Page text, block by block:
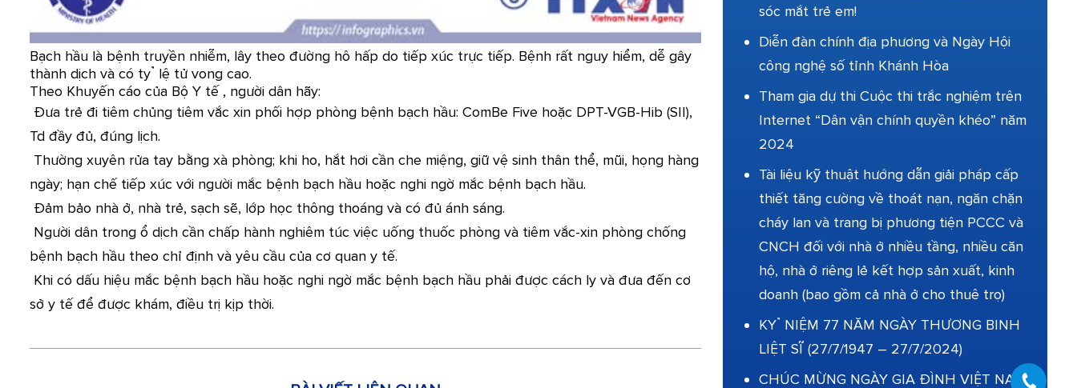
Bạch hầu là bệnh truyền nhiễm, lây theo đường hô hấp do tiếp xúc trực tiếp. Bệnh rất nguy hiểm, dễ gây
thành dịch và có tỷ lệ tử vong cao.
Theo Khuyến cáo của Bộ Y tế , người dân hãy:
Đưa trẻ đi tiêm chủng tiêm vắc xin phối hợp phòng bệnh bạch hầu: ComBe Five hoặc DPT-VGB-Hib (SII),
Td đầy đủ, đúng lịch.
Thường xuyên rửa tay bằng xà phòng; khi ho, hắt hơi cần che miệng, giữ vệ sinh thân thể, mũi, họng hàng
ngày; hạn chế tiếp xúc với người mắc bệnh bạch hầu hoặc nghi ngờ mắc bệnh bạch hầu.
Đảm bảo nhà ở, nhà trẻ, sạch sẽ, lớp học thông thoáng và có đủ ánh sáng.
Người dân trong ổ dịch cần chấp hành nghiêm túc việc uống thuốc phòng và tiêm vắc-xin phòng chống
bệnh bạch hầu theo chỉ định và yêu cầu của cơ quan y tế.
Khi có dấu hiệu mắc bệnh bạch hầu hoặc nghi ngờ mắc bệnh bạch hầu phải được cách ly và đưa đến cơ
sở y tế để được khám, điều trị kịp thời.
sóc mắt trẻ em!
Diễn đàn chính địa phương và Ngày Hội
công nghệ số tỉnh Khánh Hòa
Tham gia dự thi Cuộc thi trắc nghiệm trên
Internet “Dân vận chính quyền khéo” năm
2024
Tài liệu kỹ thuật hướng dẫn giải pháp cấp
thiết tăng cường về thoát nạn, ngăn chặn
cháy lan và trang bị phương tiện PCCC và
CNCH đối với nhà ở nhiều tầng, nhiều căn
hộ, nhà ở riêng lẻ kết hợp sản xuất, kinh
doanh (bao gồm cả nhà ở cho thuê trọ)
KỶ NIỆM 77 NĂM NGÀY THƯƠNG BINH
LIỆT SĨ (27/7/1947 – 27/7/2024)
CHÚC MỪNG NGÀY GIA ĐÌNH VIỆT NAM